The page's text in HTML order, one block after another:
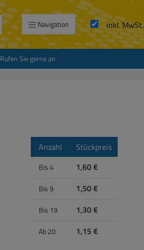
Navigation inkl. MwSt.
Rufen Sie gerne an
Anzahl Stückpreis
Bis4 1,60 €
Bis9 1,50 €
Bis 19 1,30 €
Ab20 1,15 €